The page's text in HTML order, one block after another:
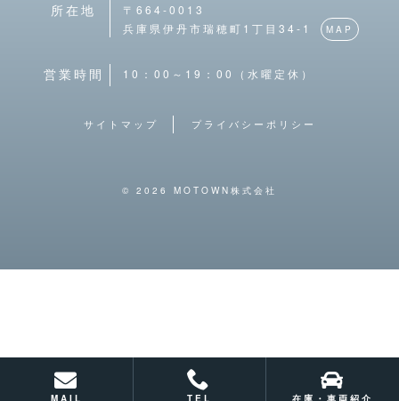
所在地
〒664-0013
兵庫県伊丹市瑞穂町1丁目34-1
MAP
営業時間 10：00～19：00（水曜定休）
サイトマップ プライバシーポリシー
© 2026 MOTOWN株式会社
MAIL TEL 在庫・車両紹介